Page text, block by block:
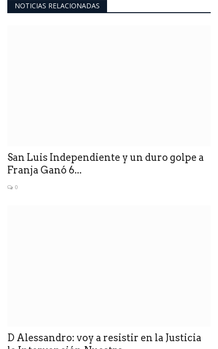
NOTICIAS RELACIONADAS
San Luis Independiente y un duro golpe a
Franja Ganó 6...
0
D Alessandro: voy a resistir en la Justicia